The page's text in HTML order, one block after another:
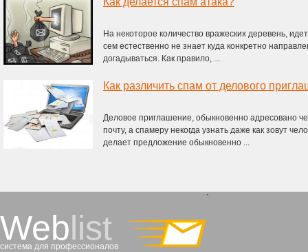
На некоторое количество вражеских деревень,
сем естественно не знает куда конкретно
догадываться. Как правило, ...
Как различить спам от делового
Деловое приглашение, обыкновенно адресовано
почту, а спамеру некогда узнать даже как зовут
делает предложение обыкновенно ...
Weblist
система для профессионалов
`